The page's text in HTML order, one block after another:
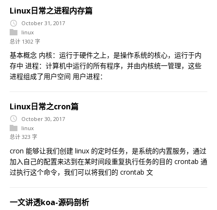
Linux日常之进程内存篇
October 31, 2017
linux
总计 1302 字
基本概念 内核：运行于硬件之上，是操作系统的核心，运行于内
存中 进程：计算机中运行的所有程序，并由内核统一管理，这些
进程组成了用户空间 用户进程：
Linux日常之cron篇
October 30, 2017
linux
总计 323 字
cron 能够让我们创建 linux 的定时任务，是系统的内置服务，通过
加入自己的配置来达到在某时间段重复执行任务的目的 crontab 通
过执行这个命令，我们可以将我们的 crontab 文
一文讲透koa-源码剖析